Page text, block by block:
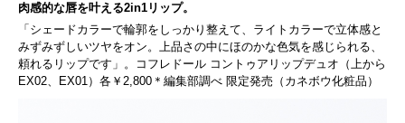
肉感的な唇を叶える2in1リップ。
「シェードカラーで輪郭をしっかり整えて、ライトカラーで立体感と
みずみずしいツヤをオン。上品さの中にほのかな色気を感じられる、
頼れるリップです」。コフレドール コントゥアリップデュオ（上から
EX02、EX01）各￥2,800＊編集部調べ 限定発売（カネボウ化粧品）